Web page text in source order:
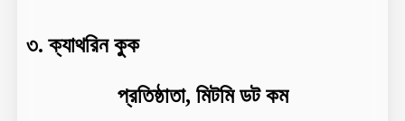
৩.ক্যাথরিন কুক
প্রতিষ্ঠাতা, মিটমি ডট কম